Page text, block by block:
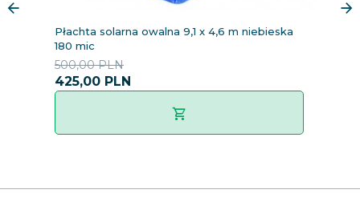
Płachta solarna owalna 9,1 x 4,6 m niebieska
180 mic
425,00 PLN
500,00 PLN